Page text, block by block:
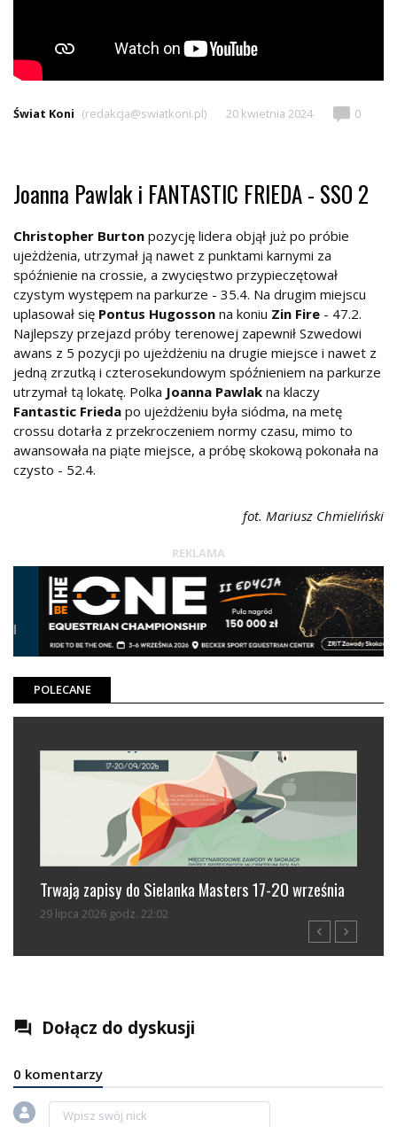
Świat Koni (redakcja@swiatkoni.pl) 20 kwietnia 2024 0
Joanna Pawlak i FANTASTIC FRIEDA - SSO 2
Christopher Burton pozycję lidera objął już po próbie
ujeżdżenia, utrzymał ją nawet z punktami karnymi za
spóźnienie na crossie, a zwycięstwo przypieczętował
czystym występem na parkurze - 35.4. Na drugim miejscu
uplasował się Pontus Hugosson na koniu Zin Fire - 47.2.
Najlepszy przejazd próby terenowej zapewnił Szwedowi
awans z 5 pozycji po ujeżdżeniu na drugie miejsce i nawet z
jedną zrzutką i czterosekundowym spóźnieniem na parkurze
utrzymał tą lokatę. Polka Joanna Pawlak na klaczy
Fantastic Frieda po ujeżdżeniu była siódma, na metę
crossu dotarła z przekroczeniem normy czasu, mimo to
awansowała na piąte miejsce, a próbę skokową pokonała na
czysto - 52.4.
fot. Mariusz Chmieliński
REKLAMA
POLECANE
navigate_before
Masters 17-20 września Stella-Sofie Mankowski w
navigate_next
question_answer Dołącz do dyskusji
0 komentarzy